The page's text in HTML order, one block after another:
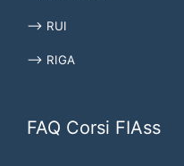
⟶ RUI
⟶ RIGA
FAQ Corsi FIAss